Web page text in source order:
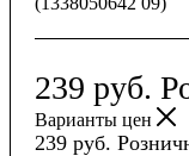
239 руб.
Варианты цен
239 руб.